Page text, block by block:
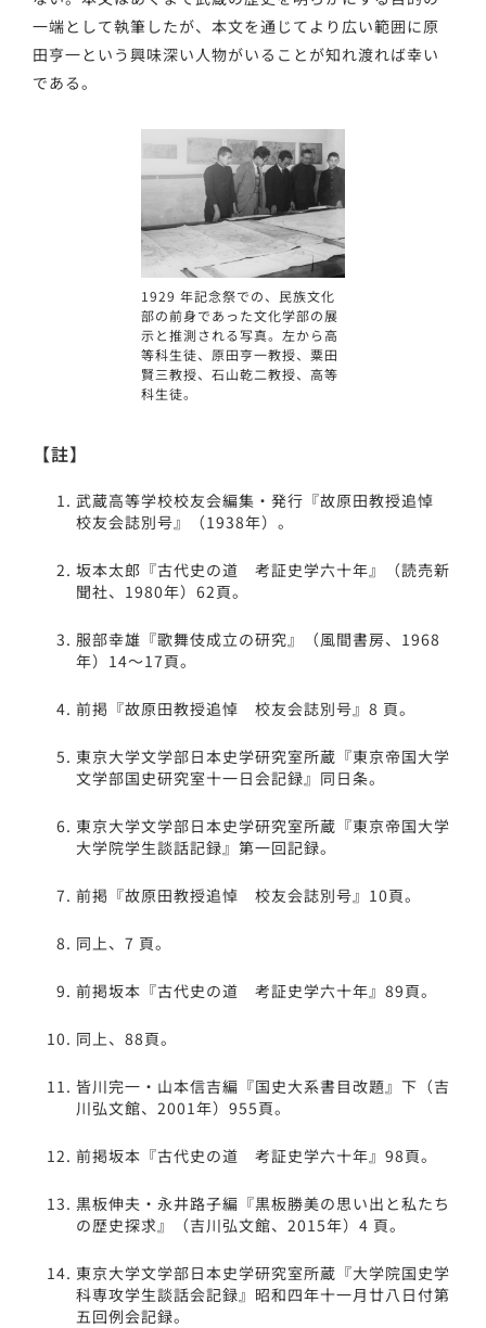
一端として執筆したが、本文を通じてより広い範囲に原
田亨一という興味深い人物がいることが知れ渡れば幸い
である。
1929 年記念祭での、民族文化
部の前身であった文化学部の展
示と推測される写真。左から高
等科生徒、原田亨一教授、粟田
賢三教授、石山乾二教授、高等
科生徒。
【註】
武蔵高等学校校友会編集・発行『故原田教授追悼
校友会誌別号』（1938年）。
坂本太郎『古代史の道 考証史学六十年』（読売新
聞社、1980年）62頁。
服部幸雄『歌舞伎成立の研究』（風間書房、1968
年）14～17頁。
前掲『故原田教授追悼 校友会誌別号』8 頁。
東京大学文学部日本史学研究室所蔵『東京帝国大学
文学部国史研究室十一日会記録』同日条。
東京大学文学部日本史学研究室所蔵『東京帝国大学
大学院学生談話記録』第一回記録。
前掲『故原田教授追悼 校友会誌別号』10頁。
同上、7 頁。
前掲坂本『古代史の道 考証史学六十年』89頁。
同上、88頁。
皆川完一・山本信吉編『国史大系書目改題』下（吉
川弘文館、2001年）955頁。
前掲坂本『古代史の道 考証史学六十年』98頁。
黒板伸夫・永井路子編『黒板勝美の思い出と私たち
の歴史探求』（吉川弘文館、2015年）4 頁。
東京大学文学部日本史学研究室所蔵『大学院国史学
科専攻学生談話会記録』昭和四年十一月廿八日付第
五回例会記録。